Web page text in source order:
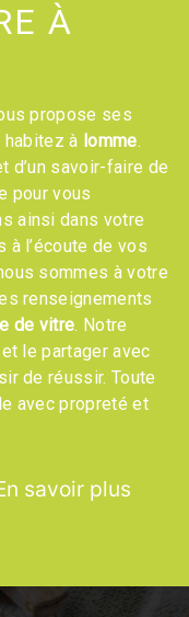
À
propose ses
habitez à lomme.
d’un savoir-faire de
pour vous
ainsi dans votre
à l’écoute de vos
sommes à votre
renseignements
de vitre. Notre
le partager avec
de réussir. Toute
avec propreté et
savoir plus